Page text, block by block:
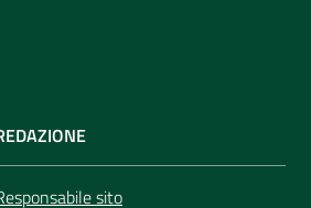
sito